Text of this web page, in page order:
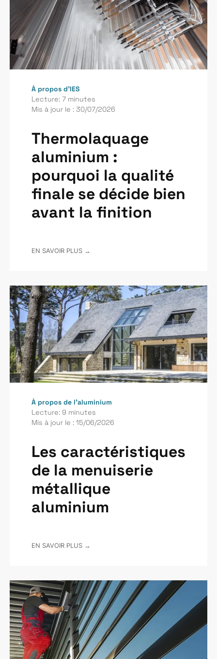
À propos d’IES
Lecture: 7 minutes
Mis à jour le : 30/07/2026
Thermolaquage
aluminium :
pourquoi la qualité
finale se décide bien
avant la finition
EN SAVOIR PLUS →
À propos de l’aluminium
Lecture: 9 minutes
Mis à jour le : 15/06/2026
Les caractéristiques
de la menuiserie
métallique
aluminium
EN SAVOIR PLUS →